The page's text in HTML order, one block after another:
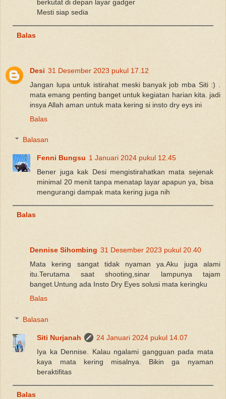
berkutat di depan layar gadger
Mesti siap sedia
Balas
Desi 31 Desember 2023 pukul 17.12
Jangan lupa untuk istirahat meski banyak job mba Siti :) .
mata emang penting banget untuk kegiatan harian kita. jadi
insya Allah aman untuk mata kering si insto dry eys ini
Balas
Balasan
Fenni Bungsu 1 Januari 2024 pukul 12.45
Bener juga kak Desi mengistirahatkan mata sejenak
minimal 20 menit tanpa menatap layar apapun ya, bisa
mengurangi dampak mata kering juga nih
Balas
Dennise Sihombing 31 Desember 2023 pukul 20.40
Mata kering sangat tidak nyaman ya.Aku juga alami
itu.Terutama saat shooting,sinar lampunya tajam
banget.Untung ada Insto Dry Eyes solusi mata keringku
Balas
Balasan
Siti Nurjanah
24 Januari 2024 pukul 14.07
Iya ka Dennise. Kalau ngalami gangguan pada mata
kaya mata kering misalnya. Bikin ga nyaman
beraktifitas
Balas